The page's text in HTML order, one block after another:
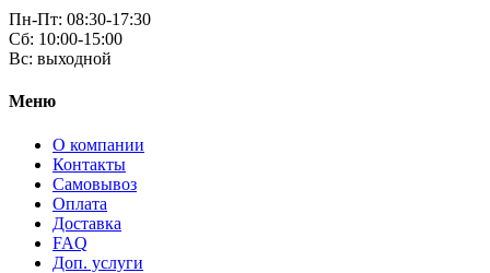
Пн-Пт: 08:30-17:30
Cб: 10:00-15:00
Вс: выходной
Меню
О компании
Контакты
Самовывоз
Оплата
Доставка
FAQ
Доп. услуги